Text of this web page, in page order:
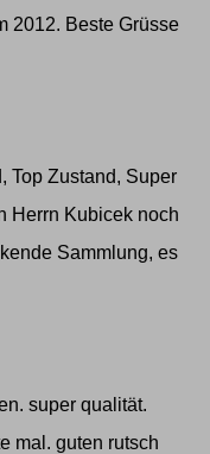
2012. Beste Grüsse
Top Zustand, Super
Herrn Kubicek noch
Sammlung, es
super qualität.
mal. guten rutsch